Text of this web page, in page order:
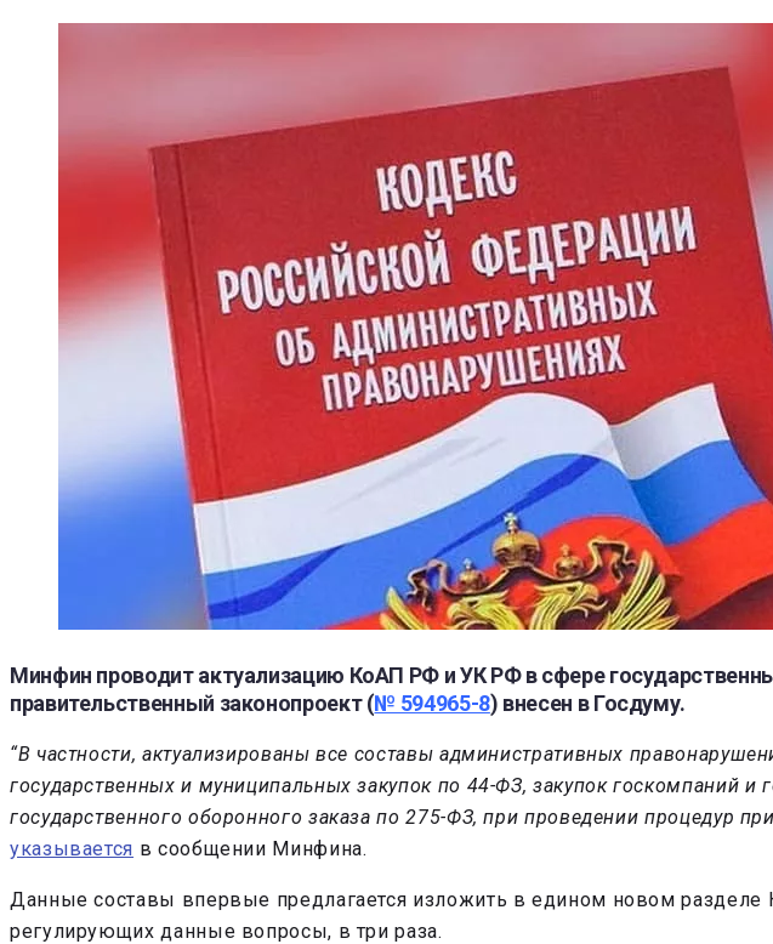
Минфин проводит актуализацию КоАП РФ и УК РФ в сфере
правительственный законопроект (№ 594965-8) внесен в Госдуму.
“В частности, актуализированы все составы административных
государственных и муниципальных закупок по 44-ФЗ, закупок госкомпаний
государственного оборонного заказа по 275-ФЗ, при проведении процедур
указывается в сообщении Минфина.
Данные составы впервые предлагается изложить в едином новом разделе
регулирующих данные вопросы, в три раза.